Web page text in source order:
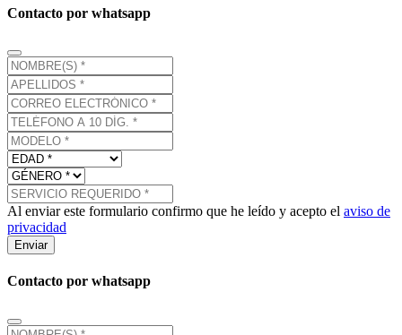
Contacto por whatsapp
Al enviar este formulario confirmo que he leído y acepto el aviso de
privacidad
Enviar
Contacto por whatsapp